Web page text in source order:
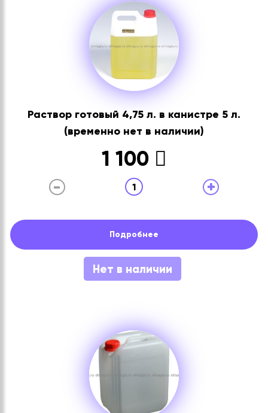
Раствор готовый 4,75 л. в канистре 5 л.
(временно нет в наличии)
1 100
- 1 +
Подробнее
Нет в наличии